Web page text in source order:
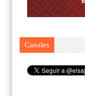
Canales